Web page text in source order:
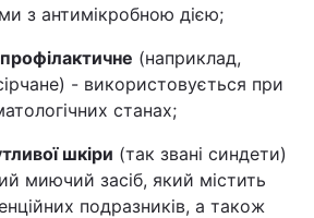
з антимікробною дією;
(наприклад,
- використовується при
станах;
шкіри (так звані синдети)
миючий засіб, який містить
подразників, а також